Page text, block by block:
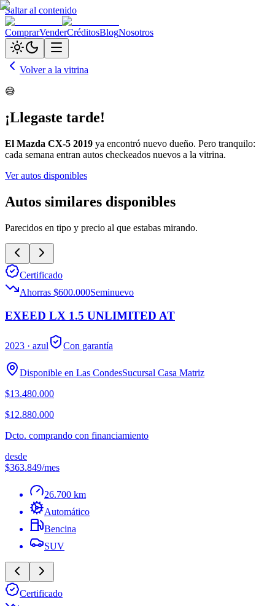
Saltar al contenido
ComprarVenderCréditosBlogNosotros
Volver a la vitrina
😅
¡Llegaste tarde!
El Mazda CX-5 2019 ya encontró nuevo dueño. Pero tranquilo:
cada semana entran autos checkeados nuevos a la vitrina.
Ver autos disponibles
Autos similares disponibles
Parecidos en tipo y precio al que estabas mirando.
Certificado
Ahorras $600.000Seminuevo
EXEED LX 1.5 UNLIMITED AT
2023 · azul Con garantía
Disponible en Las CondesSucursal Casa Matriz
$13.480.000
$12.880.000
Dcto. comprando con financiamiento
desde
$363.849/mes
26.700 km
Automático
Bencina
SUV
Certificado